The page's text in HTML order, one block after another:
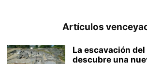
Artículos
La escavación
descubre una